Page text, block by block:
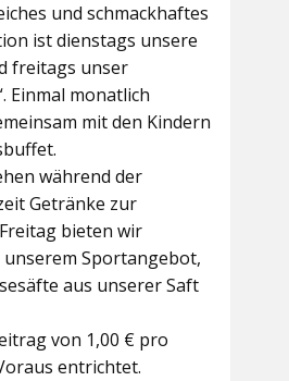
und schmackhaftes
ist dienstags unsere
freitags unser
Einmal monatlich
mit den Kindern
während der
Getränke zur
bieten wir
unserem Sportangebot,
aus unserer Saft
von 1,00 € pro
entrichtet.